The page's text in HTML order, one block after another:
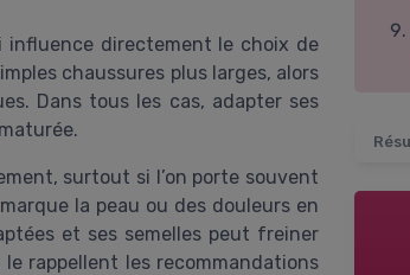
influence directement le choix de
chaussures plus larges, alors
Dans tous les cas, adapter ses
surtout si l’on porte souvent
la peau ou des douleurs en
et ses semelles peut freiner
rappellent les recommandations